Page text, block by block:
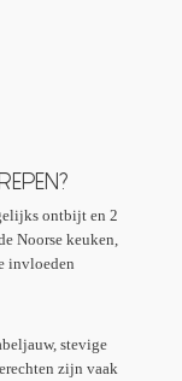
ontbijt en 2
Noorse keuken,
invloeden
stevige
zijn vaak